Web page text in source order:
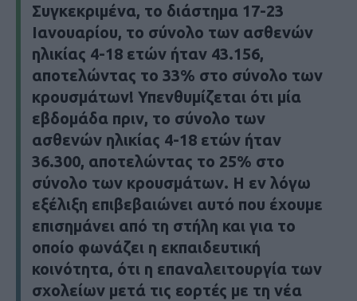
Συγκεκριμένα, το διάστημα 17-23
Ιανουαρίου, το σύνολο των ασθενών
ηλικίας 4-18 ετών ήταν 43.156,
αποτελώντας το 33% στο σύνολο των
κρουσμάτων! Υπενθυμίζεται ότι μία
εβδομάδα πριν, το σύνολο των
ασθενών ηλικίας 4-18 ετών ήταν
36.300, αποτελώντας το 25% στο
σύνολο των κρουσμάτων. Η εν λόγω
εξέλιξη επιβεβαιώνει αυτό που έχουμε
επισημάνει από τη στήλη και για το
οποίο φωνάζει η εκπαιδευτική
κοινότητα, ότι η επαναλειτουργία των
σχολείων μετά τις εορτές με τη νέα